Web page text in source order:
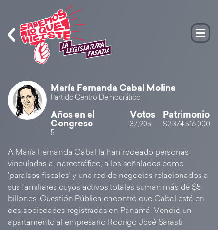
María Fernanda Cabal Molina
Partido Centro Democrático
Años en el
Congreso
5
Votos
37,905
Patrimonio
$2.374.516.000
A María Fernanda Cabal la han rodeado personas
vinculadas al narcotráfico, a los señalados como
'paraísos fiscales' y una red de negocios relacionados a
sus familiares cuyos activos totales suman más de $5
billones. Cuestión Pública encontró que Cabal está en
dos sociedades registradas en Panamá. Vendió un
apartamento al empresario Rodrigo José Sarasti